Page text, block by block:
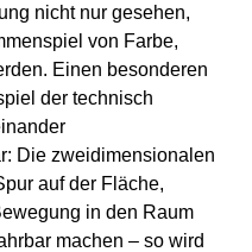
nicht nur gesehen,
von Farbe,
Einen besonderen
der technisch
Die zweidimensionalen
auf der Fläche,
in den Raum
machen – so wird